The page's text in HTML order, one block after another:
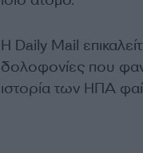
Η Daily Mail
δολοφονίες που
ιστορία των ΗΠΑ